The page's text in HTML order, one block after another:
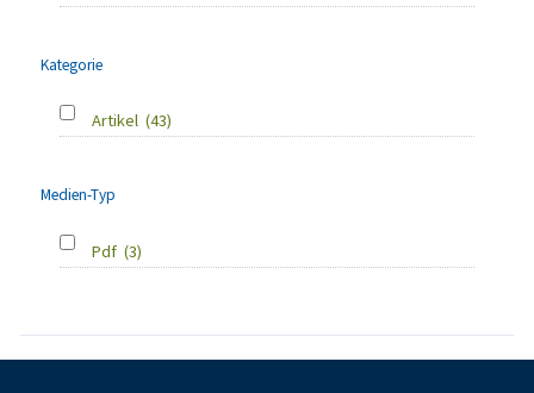
Kategorie
Artikel (43)
Medien-Typ
Pdf (3)